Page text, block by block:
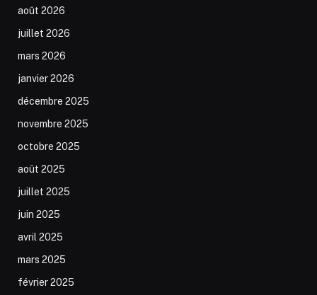
août 2026
juillet 2026
mars 2026
janvier 2026
décembre 2025
novembre 2025
octobre 2025
août 2025
juillet 2025
juin 2025
avril 2025
mars 2025
février 2025